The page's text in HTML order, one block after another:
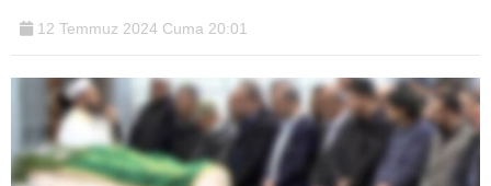
12 Temmuz 2024 Cuma 20:01